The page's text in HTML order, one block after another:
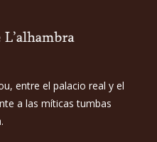
entre el palacio real y el
a las míticas tumbas